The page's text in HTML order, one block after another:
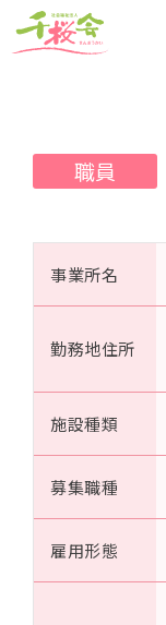
職員
事業所名
勤務地住所
施設種類
募集職種
雇用形態